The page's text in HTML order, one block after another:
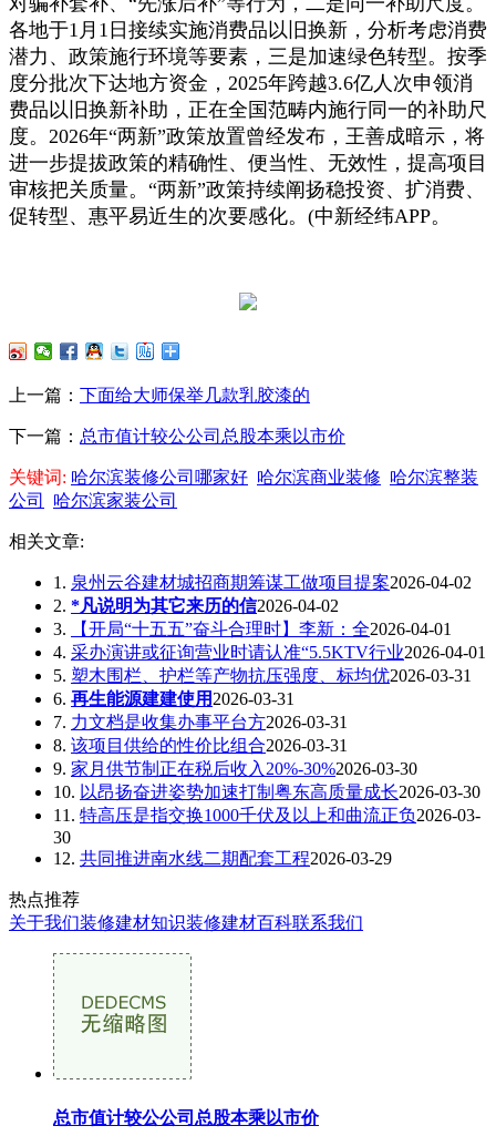
各地于1月1日接续实施消费品以旧换新，分析考虑消费
潜力、政策施行环境等要素，三是加速绿色转型。按季
度分批次下达地方资金，2025年跨越3.6亿人次申领消
费品以旧换新补助，正在全国范畴内施行同一的补助尺
度。2026年“两新”政策放置曾经发布，王善成暗示，将
进一步提拔政策的精确性、便当性、无效性，提高项目
审核把关质量。“两新”政策持续阐扬稳投资、扩消费、
促转型、惠平易近生的次要感化。(中新经纬APP。
上一篇： 下面给大师保举几款乳胶漆的
下一篇： 总市值计较公公司总股本乘以市价
关键词: 哈尔滨装修公司哪家好 哈尔滨商业装修 哈尔滨整装
公司
哈尔滨家装公司
相关文章:
1. 泉州云谷建材城招商期筹谋工做项目提案2026-04-02
2. *凡说明为其它来历的信2026-04-02
3.
【开局“十五五”奋斗合理时】李新：全2026-04-01
4. 采办演讲或征询营业时请认准“5.5KTV行业2026-04-01
5. 塑木围栏、护栏等产物抗压强度、标均优2026-03-31
6. 再生能源建建使用 2026-03-31
7. 力文档是收集办事平台方2026-03-31
8. 该项目供给的性价比组合2026-03-31
9. 家月供节制正在税后收入20%-30%2026-03-30
10. 以昂扬奋进姿势加速打制粤东高质量成长2026-03-30
11. 特高压是指交换1000千伏及以上和曲流正负2026-03-
30
12. 共同推进南水线二期配套工程2026-03-29
热点推荐
关于我们装修建材知识装修建材百科联系我们
总市值计较公公司总股本乘以市价